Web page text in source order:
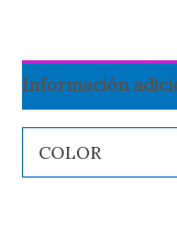
Información
COLOR